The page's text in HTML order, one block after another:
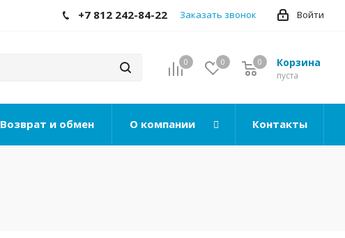
Войти
+7 812 242-84-22 Заказать звонок
0 0 Корзина
0
пуста
0
Возврат и обмен О компании Контакты